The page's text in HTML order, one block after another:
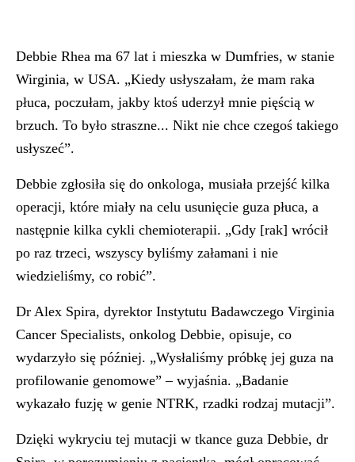
Debbie Rhea ma 67 lat i mieszka w Dumfries, w stanie
Wirginia, w USA. „Kiedy usłyszałam, że mam raka
płuca, poczułam, jakby ktoś uderzył mnie pięścią w
brzuch. To było straszne... Nikt nie chce czegoś takiego
usłyszeć”.
Debbie zgłosiła się do onkologa, musiała przejść kilka
operacji, które miały na celu usunięcie guza płuca, a
następnie kilka cykli chemioterapii. „Gdy [rak] wrócił
po raz trzeci, wszyscy byliśmy załamani i nie
wiedzieliśmy, co robić”.
Dr Alex Spira, dyrektor Instytutu Badawczego Virginia
Cancer Specialists, onkolog Debbie, opisuje, co
wydarzyło się później. „Wysłaliśmy próbkę jej guza na
profilowanie genomowe” – wyjaśnia. „Badanie
wykazało fuzję w genie NTRK, rzadki rodzaj mutacji”.
Dzięki wykryciu tej mutacji w tkance guza Debbie, dr